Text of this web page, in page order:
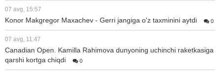
07 avg, 15:57
Konor Makgregor Maxachev - Gerri jangiga o'z taxminini aytdi 0
07 avg, 11:47
Canadian Open. Kamilla Rahimova dunyoning uchinchi raketkasiga
qarshi kortga chiqdi
0